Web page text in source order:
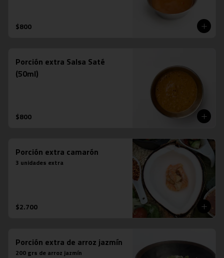
$800
Porción extra Salsa Saté
(50ml)
$800
Porción extra camarón
3 unidades extra
$2.700
Porción extra de arroz jazmín
200 grs de arroz jazmín